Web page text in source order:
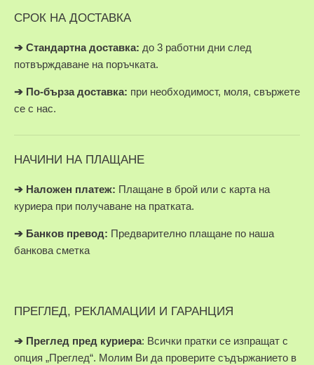
СРОК НА ДОСТАВКА
➔ Стандартна доставка: до 3 работни дни след
потвърждаване на поръчката.
➔ По-бърза доставка: при необходимост, моля, свържете
се с нас.
НАЧИНИ НА ПЛАЩАНЕ
➔ Наложен платеж: Плащане в брой или с карта на
куриера при получаване на пратката.
➔ Банков превод: Предварително плащане по наша
банкова сметка
ПРЕГЛЕД, РЕКЛАМАЦИИ И ГАРАНЦИЯ
➔ Преглед пред куриера: Всички пратки се изпращат с
опция „Преглед“. Молим Ви да проверите съдържанието в